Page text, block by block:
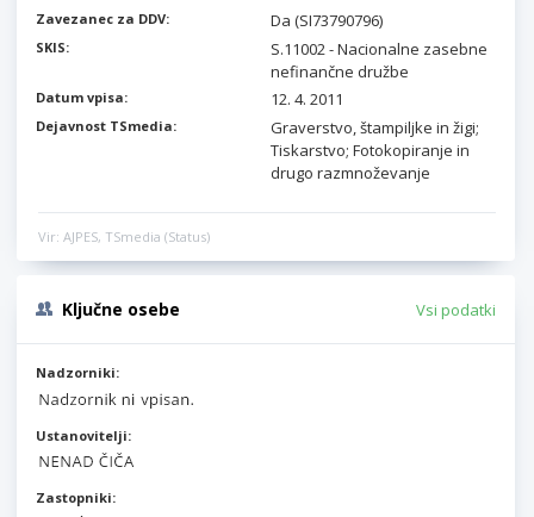
Zavezanec za DDV: Da (SI73790796)
SKIS:
S.11002 - Nacionalne zasebne
nefinančne družbe
Datum vpisa: 12. 4. 2011
Dejavnost TSmedia:
Graverstvo, štampiljke in žigi;
Tiskarstvo; Fotokopiranje in
drugo razmnoževanje
Vir: AJPES, TSmedia (Status)
Ključne osebe Vsi podatki
Nadzorniki:
Ustanovitelji:
Zastopniki: